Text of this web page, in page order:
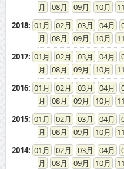
08
09 10 11
2018: 01 02 03 04
08
09 10 11
2017: 01 02 03 04
08
09 10 11
2016: 01 02 03 04
08
09 10 11
2015: 01 02 03 04
08
09 10 11
2014: 01 02 03 04
08
09 10 11